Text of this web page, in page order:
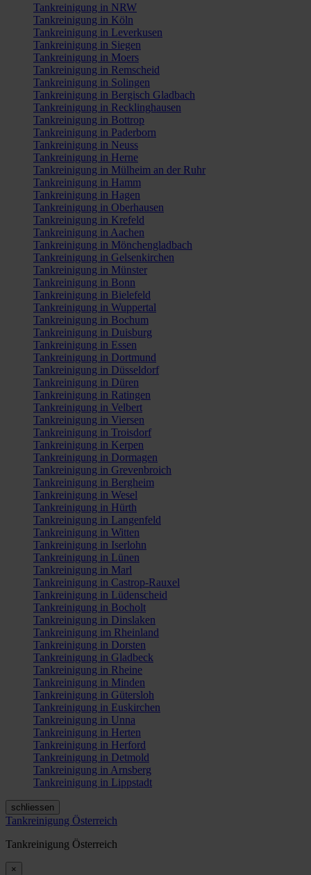
Tankreinigung in NRW
Tankreinigung in Köln
Tankreinigung in Leverkusen
Tankreinigung in Siegen
Tankreinigung in Moers
Tankreinigung in Remscheid
Tankreinigung in Solingen
Tankreinigung in Bergisch Gladbach
Tankreinigung in Recklinghausen
Tankreinigung in Bottrop
Tankreinigung in Paderborn
Tankreinigung in Neuss
Tankreinigung in Herne
Tankreinigung in Mülheim an der Ruhr
Tankreinigung in Hamm
Tankreinigung in Hagen
Tankreinigung in Oberhausen
Tankreinigung in Krefeld
Tankreinigung in Aachen
Tankreinigung in Mönchengladbach
Tankreinigung in Gelsenkirchen
Tankreinigung in Münster
Tankreinigung in Bonn
Tankreinigung in Bielefeld
Tankreinigung in Wuppertal
Tankreinigung in Bochum
Tankreinigung in Duisburg
Tankreinigung in Essen
Tankreinigung in Dortmund
Tankreinigung in Düsseldorf
Tankreinigung in Düren
Tankreinigung in Ratingen
Tankreinigung in Velbert
Tankreinigung in Viersen
Tankreinigung in Troisdorf
Tankreinigung in Kerpen
Tankreinigung in Dormagen
Tankreinigung in Grevenbroich
Tankreinigung in Bergheim
Tankreinigung in Wesel
Tankreinigung in Hürth
Tankreinigung in Langenfeld
Tankreinigung in Witten
Tankreinigung in Iserlohn
Tankreinigung in Lünen
Tankreinigung in Marl
Tankreinigung in Castrop-Rauxel
Tankreinigung in Lüdenscheid
Tankreinigung in Bocholt
Tankreinigung in Dinslaken
Tankreinigung im Rheinland
Tankreinigung in Dorsten
Tankreinigung in Gladbeck
Tankreinigung in Rheine
Tankreinigung in Minden
Tankreinigung in Gütersloh
Tankreinigung in Euskirchen
Tankreinigung in Unna
Tankreinigung in Herten
Tankreinigung in Herford
Tankreinigung in Detmold
Tankreinigung in Arnsberg
Tankreinigung in Lippstadt
schliessen
Tankreinigung Österreich
Tankreinigung Österreich
×